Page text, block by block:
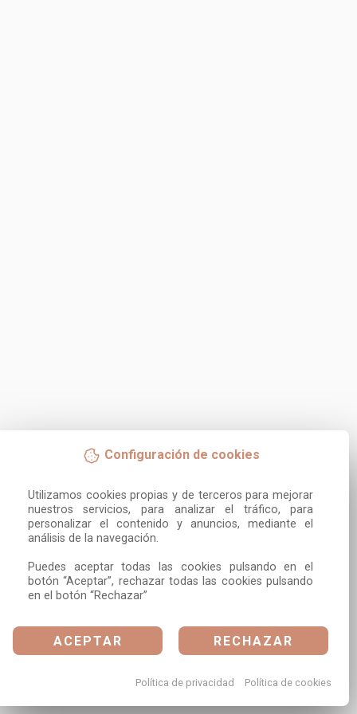
Configuración de cookies
Utilizamos cookies propias y de terceros para mejorar
nuestros servicios, para analizar el tráfico, para
personalizar el contenido y anuncios, mediante el
análisis de la navegación.
Puedes aceptar todas las cookies pulsando en el
botón “Aceptar”, rechazar todas las cookies pulsando
en el botón “Rechazar”
ACEPTAR RECHAZAR
Política de privacidad Política de cookies